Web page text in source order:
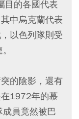
目的各國代表
中烏克蘭代表
以色列隊則受
的陰影，還有
1972年的慕
員竟然被巴